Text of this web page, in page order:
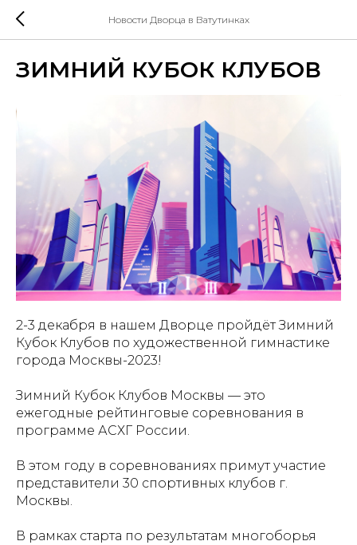
Новости Дворца в Ватутинках
ЗИМНИЙ КУБОК КЛУБОВ
2-3 декабря в нашем Дворце пройдёт Зимний
Кубок Клубов по художественной гимнастике
города Москвы-2023!
Зимний Кубок Клубов Москвы — это
ежегодные рейтинговые соревнования в
программе АСХГ России.
В этом году в соревнованиях примут участие
представители 30 спортивных клубов г.
Москвы.
В рамках старта по результатам многоборья